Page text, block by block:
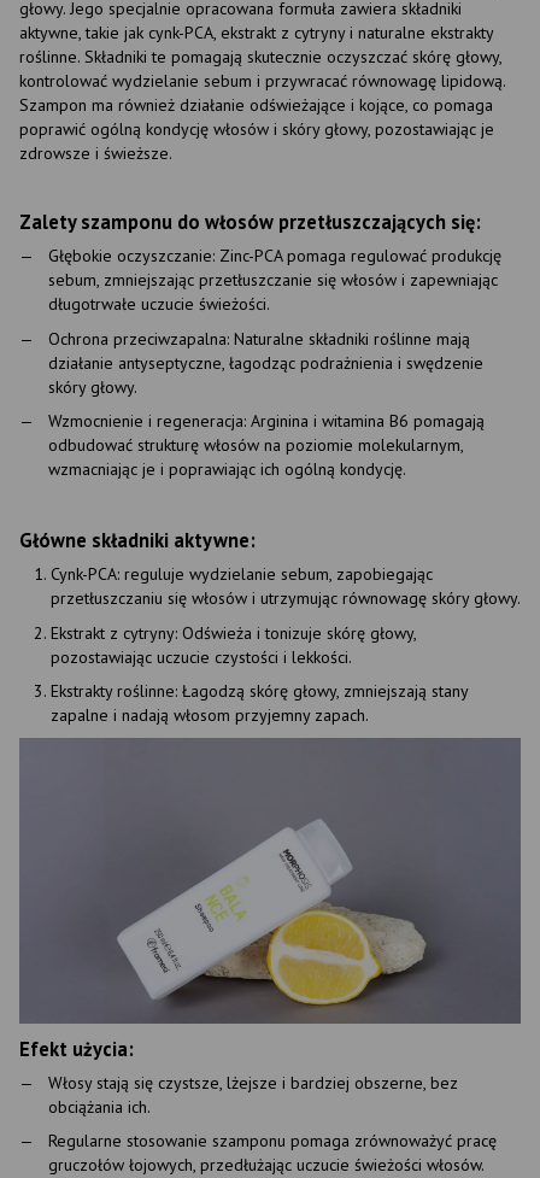
głowy. Jego specjalnie opracowana formuła zawiera składniki
aktywne, takie jak cynk-PCA, ekstrakt z cytryny i naturalne ekstrakty
roślinne. Składniki te pomagają skutecznie oczyszczać skórę głowy,
kontrolować wydzielanie sebum i przywracać równowagę lipidową.
Szampon ma również działanie odświeżające i kojące, co pomaga
poprawić ogólną kondycję włosów i skóry głowy, pozostawiając je
zdrowsze i świeższe.
Zalety szamponu do włosów przetłuszczających się:
Głębokie oczyszczanie: Zinc-PCA pomaga regulować produkcję
sebum, zmniejszając przetłuszczanie się włosów i zapewniając
długotrwałe uczucie świeżości.
Ochrona przeciwzapalna: Naturalne składniki roślinne mają
działanie antyseptyczne, łagodząc podrażnienia i swędzenie
skóry głowy.
Wzmocnienie i regeneracja: Arginina i witamina B6 pomagają
odbudować strukturę włosów na poziomie molekularnym,
wzmacniając je i poprawiając ich ogólną kondycję.
Główne składniki aktywne:
Cynk-PCA: reguluje wydzielanie sebum, zapobiegając
przetłuszczaniu się włosów i utrzymując równowagę skóry głowy.
Ekstrakt z cytryny: Odświeża i tonizuje skórę głowy,
pozostawiając uczucie czystości i lekkości.
Ekstrakty roślinne: Łagodzą skórę głowy, zmniejszają stany
zapalne i nadają włosom przyjemny zapach.
Efekt użycia:
Włosy stają się czystsze, lżejsze i bardziej obszerne, bez
obciążania ich.
Regularne stosowanie szamponu pomaga zrównoważyć pracę
gruczołów łojowych, przedłużając uczucie świeżości włosów.